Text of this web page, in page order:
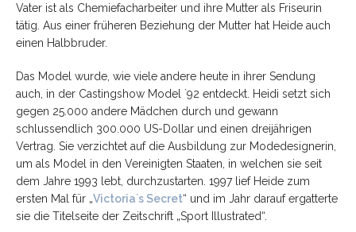
Vater ist als Chemiefacharbeiter und ihre Mutter als Friseurin
tätig. Aus einer früheren Beziehung der Mutter hat Heide auch
einen Halbbruder.
Das Model wurde, wie viele andere heute in ihrer Sendung
auch, in der Castingshow Model `92 entdeckt. Heidi setzt sich
gegen 25.000 andere Mädchen durch und gewann
schlussendlich 300.000 US-Dollar und einen dreijährigen
Vertrag. Sie verzichtet auf die Ausbildung zur Modedesignerin,
um als Model in den Vereinigten Staaten, in welchen sie seit
dem Jahre 1993 lebt, durchzustarten. 1997 lief Heide zum
ersten Mal für „Victoria`s Secret“ und im Jahr darauf ergatterte
sie die Titelseite der Zeitschrift „Sport Illustrated“.